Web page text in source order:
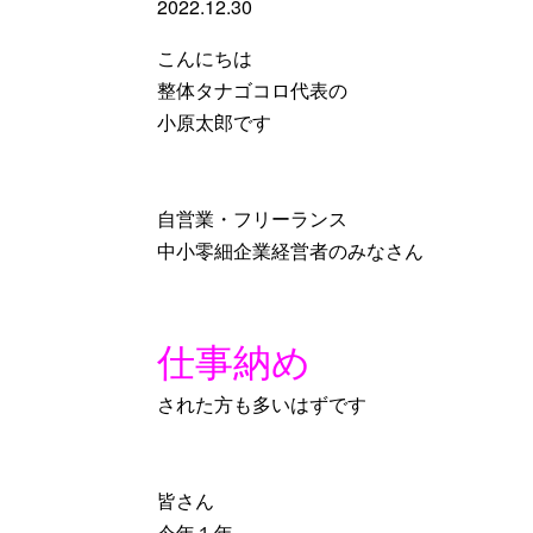
2022.12.30
こんにちは
整体タナゴコロ代表の
小原太郎です
自営業・フリーランス
中小零細企業経営者のみなさん
仕事納め
された方も多いはずです
皆さん